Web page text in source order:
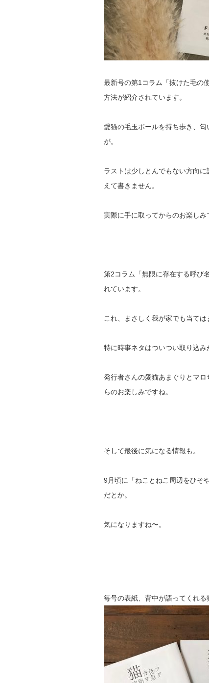
最新号の第1コラム「抜けた毛の
方法が紹介されています。
愛猫の毛玉ボールを持ち歩き、
が。
ラストは少しとんでもない方向
えて書きません。
実際に手に取ってからのお楽しみ
第2コラム「無限に存在する呼び
れています。
これ、まさしく我が家でも当て
特に時事ネタはついつい取り込み
発行者さんの愛猫あまぐりとマ
らのお楽しみですね。
そして最後に気になる情報も。
9月頃に「ねことねこ周辺をひそ
だとか。
気になりますね〜。
毎号の表紙、背中が語ってくれる